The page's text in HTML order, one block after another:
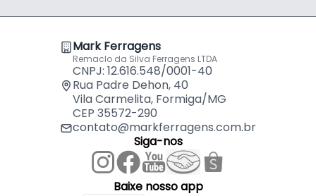
- Forma construtiva: Aço e Borracha
- Eixo: Rolete
- Largura da roda: 46 mm
- Diâmetro do eixo da roda: 15 mm
- Altura total (suporte + roda): 225 mm
- Capacidade de carga do rodízio: 165 kg
- Cor da roda: Preto
- Material da base do rodízio: Chapa de aço zincada
- Tipo do eixo da roda: Com rolete
Mark Ferragens
Remaclo da Silva Ferragens LTDA
CNPJ: 12.616.548/0001-40
Rua Padre Dehon, 40
Vila Carmelita, Formiga/MG
CEP 35572-290
contato@markferragens.com.br
Siga-nos
Baixe nosso app